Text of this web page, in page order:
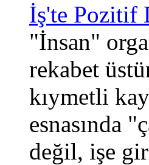
İş'te Pozitif
"İnsan"
rekabet
kıymetli
esnasında
değil, işe